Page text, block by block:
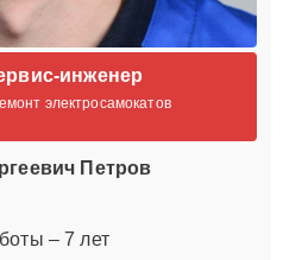
инженер
электросамокатов
Петров
– 7 лет